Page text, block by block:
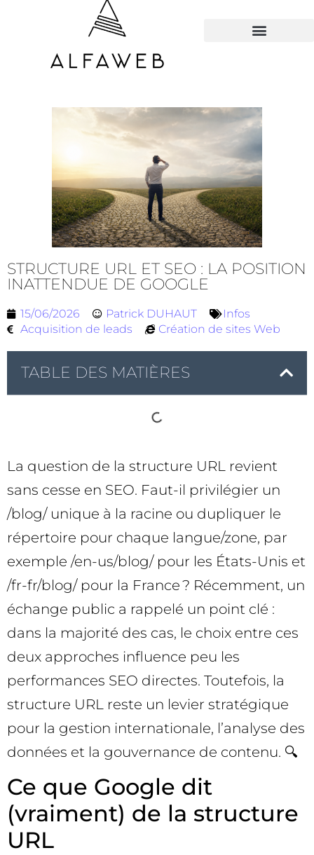
STRUCTURE URL ET SEO : LA POSITION
INATTENDUE DE GOOGLE
15/06/2026 Patrick DUHAUT
Infos
Acquisition de leads
Création de sites Web
TABLE DES MATIÈRES
La question de la structure URL revient
sans cesse en SEO. Faut-il privilégier un
/blog/ unique à la racine ou dupliquer le
répertoire pour chaque langue/zone, par
exemple /en-us/blog/ pour les États-Unis et
/fr-fr/blog/ pour la France ? Récemment, un
échange public a rappelé un point clé :
dans la majorité des cas, le choix entre ces
deux approches influence peu les
performances SEO directes. Toutefois, la
structure URL reste un levier stratégique
pour la gestion internationale, l’analyse des
données et la gouvernance de contenu. 🔍
Ce que Google dit
(vraiment) de la structure
URL